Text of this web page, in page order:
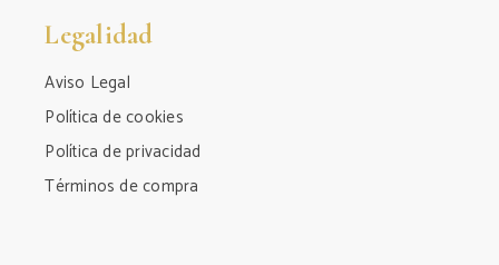
Legalidad
Aviso Legal
Política de cookies
Política de privacidad
Términos de compra